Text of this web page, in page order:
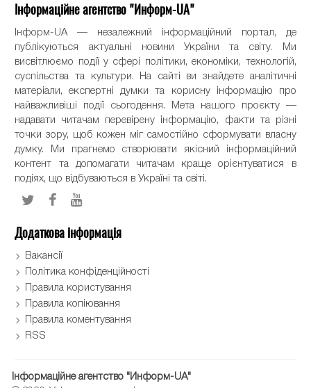
Інформаційне агентство "Информ-UA"
Інформ-UA — незалежний інформаційний портал, де
публікуються актуальні новини України та світу. Ми
висвітлюємо події у сфері політики, економіки, технологій,
суспільства та культури. На сайті ви знайдете аналітичні
матеріали, експертні думки та корисну інформацію про
найважливіші події сьогодення. Мета нашого проєкту —
надавати читачам перевірену інформацію, факти та різні
точки зору, щоб кожен міг самостійно сформувати власну
думку. Ми прагнемо створювати якісний інформаційний
контент та допомагати читачам краще орієнтуватися в
подіях, що відбуваються в Україні та світі.
Додаткова інформація
Вакансії
Політика конфіденційності
Правила користування
Правила копіювання
Правила коментування
RSS
Інформаційне агентство "Информ-UA"